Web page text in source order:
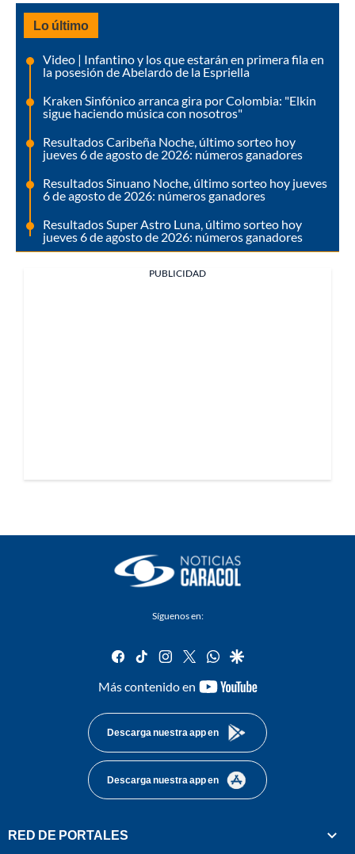
Lo último
Video | Infantino y los que estarán en primera fila en
la posesión de Abelardo de la Espriella
Kraken Sinfónico arranca gira por Colombia: "Elkin
sigue haciendo música con nosotros"
Resultados Caribeña Noche, último sorteo hoy
jueves 6 de agosto de 2026: números ganadores
Resultados Sinuano Noche, último sorteo hoy jueves
6 de agosto de 2026: números ganadores
Resultados Super Astro Luna, último sorteo hoy
jueves 6 de agosto de 2026: números ganadores
PUBLICIDAD
Síguenos en:
facebook
tiktok instagram
twitterwhatsapp
google
Más contenido en
youtube-
Descarga nuestra app en
Descarga nuestra app en
RED DE PORTALES